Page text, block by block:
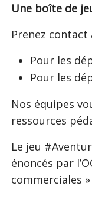
Une boîte de
Prenez contact
Pour les
Pour les
Nos équipes
ressources
Le jeu
énoncés par
commerciales